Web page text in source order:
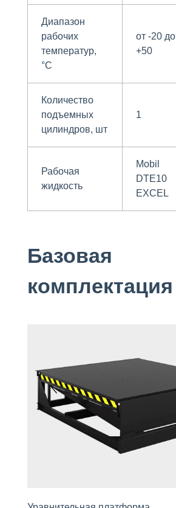
Диапазон
рабочих
температур,
°С
от -20 до
+50
Количество
подъемных
цилиндров, шт
1
Рабочая
жидкость
Mobil
DTE10
EXCEL
Базовая
комплектация